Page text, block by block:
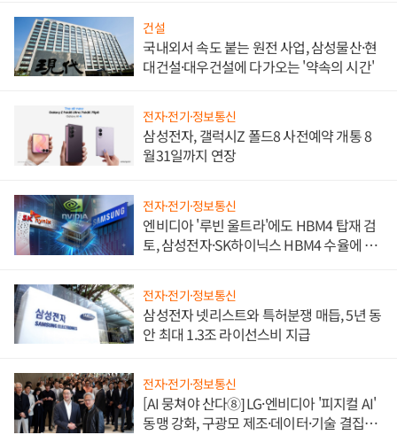
건설
국내외서 속도 붙는 원전 사업, 삼성물산·현
대건설·대우건설에 다가오는 '약속의 시간'
전자·전기·정보통신
삼성전자, 갤럭시Z 폴드8 사전예약 개통 8
월31일까지 연장
전자·전기·정보통신
엔비디아 '루빈 울트라'에도 HBM4 탑재 검
토, 삼성전자·SK하이닉스 HBM4 수율에 주
전자·전기·정보통신
삼성전자 넷리스트와 특허분쟁 매듭, 5년 동
안 최대 1.3조 라이선스비 지급
전자·전기·정보통신
[AI 뭉쳐야 산다⑧] LG·엔비디아 '피지컬 AI'
동맹 강화, 구광모 제조·데이터·기술 결집